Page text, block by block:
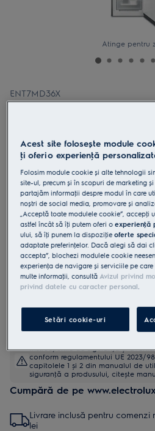
Atinge pentru
ENT7MD36X
Combină frigorifică
0 (0)
Beneficii
700 GreenZone+ protejează fructele și
Compartimentul GreenZone+
fructele și verdețurile.
TwinTech® No Frost menţine
Instrucţiunile de siguranţă și
conform regulamentului UE 2023/
capitolele 1 și 2 din manualul de
siguranţă a produsului, citește
Cumpără de pe
Livrare inclusă pentru comenzi
lei
Acest site folosește module
ţi oferi o experienţă
Folosim module cookie și alte tehnologii
site-ul, precum și în scopuri de marketing
partajăm informaţii despre modul în care
noștri de social media, promovare și
„Acceptă toate modulele cookie”, accepţi
astfel încât să îţi putem oferi oexperienţă
ului, să îţi punem la dispoziţieoferte
adaptate preferinţelor. Dacă alegi să dai
accepta”, blochezi modulele cookie
experienţa de navigare și serviciile pe
multe informaţii, consultă Avizul privind
privind datele cu caracter personal.
Setări cookie-uri